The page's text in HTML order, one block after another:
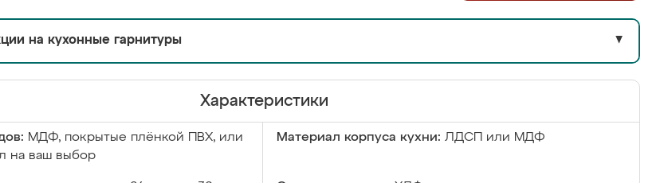
на кухонные гарнитуры ▼
Характеристики
МДФ, покрытые плёнкой ПВХ, или
на ваш выбор
Материал корпуса кухни: ЛДСП или МДФ